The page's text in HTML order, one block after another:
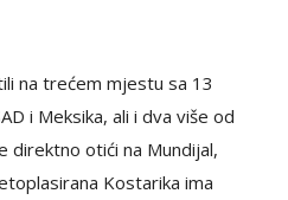
na trećem mjestu sa 13
i Meksika, ali i dva više od
direktno otići na Mundijal,
Kostarika ima